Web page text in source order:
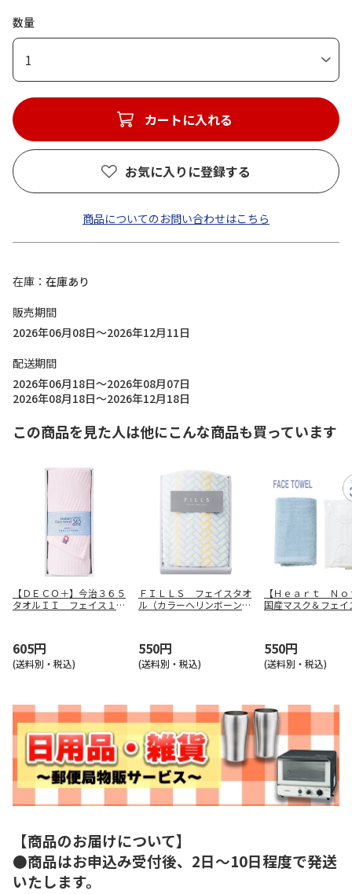
数量
1
カートに入れる
お気に入りに登録する
商品についてのお問い合わせはこちら
在庫
在庫あり
販売期間
2026年06月08日～2026年12月11日
配送期間
2026年06月18日～2026年08月07日
2026年08月18日～2026年12月18日
この商品を見た人は他にこんな商品も買っています
【ＤＥＣＯ＋】今治３６５
タオルＩＩ フェイス１Ｐ
605円
(送料別・税込)
ＦＩＬＬＳ フェイスタオ
ル（カラーヘリンボーン）
550円
(送料別・税込)
【Ｈｅａｒｔ Ｎｏ
国産マスク＆フェイ
550円
(送料別・税込)
【商品のお届けについて】
●商品はお申込み受付後、2日～10日程度で発送
いたします。